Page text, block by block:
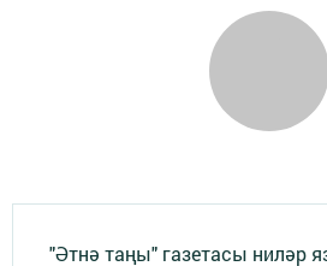
"Әтнә таңы" газетасы ниләр